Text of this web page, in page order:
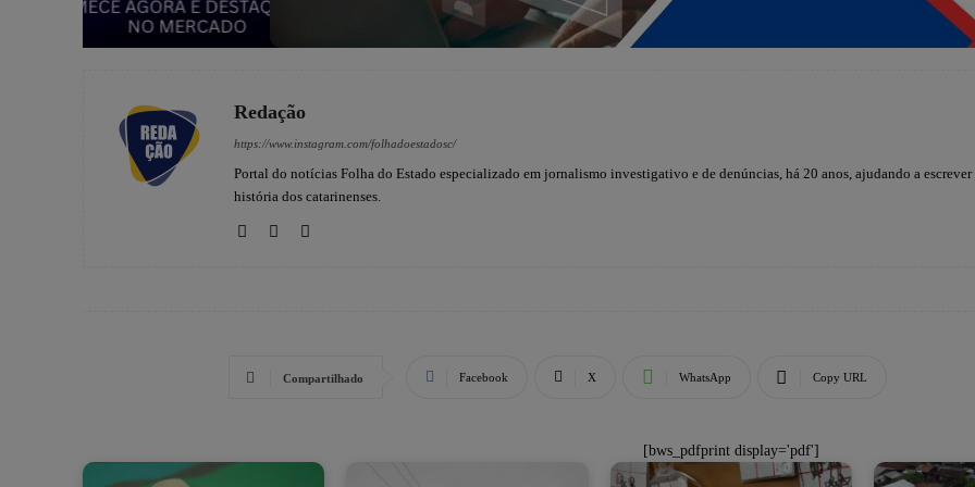
Redação
https://www.instagram.com/folhadoestadosc/
Portal do notícias Folha do Estado especializado em jornalismo investigativo e de denúncias, há 20 anos, ajudando a escrever
história dos catarinenses.
Compartilhado Facebook X WhatsApp Copy URL
[bws_pdfprint display='pdf']